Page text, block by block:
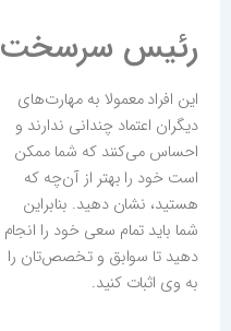
رئیس سرسخت
این افراد معمولا به مهارت‌های
دیگران اعتماد چندانی ندارند و
احساس می‌کنند که شما ممکن
است خود را بهتر از آن‌چه که
هستید، نشان دهید. بنابراین
شما باید تمام سعی خود را انجام
دهید تا سوابق و تخصص‌تان را
به وی اثبات کنید.